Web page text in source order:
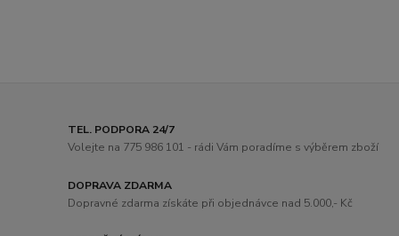
TEL. PODPORA 24/7
Volejte na 775 986 101 - rádi Vám poradíme s výběrem zboží
DOPRAVA ZDARMA
Dopravné zdarma získáte při objednávce nad 5.000,- Kč